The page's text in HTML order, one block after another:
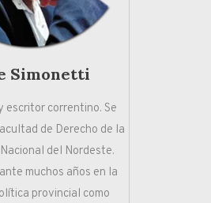
Simonetti
escritor correntino. Se
de Derecho de la
del Nordeste.
muchos años en la
provincial como